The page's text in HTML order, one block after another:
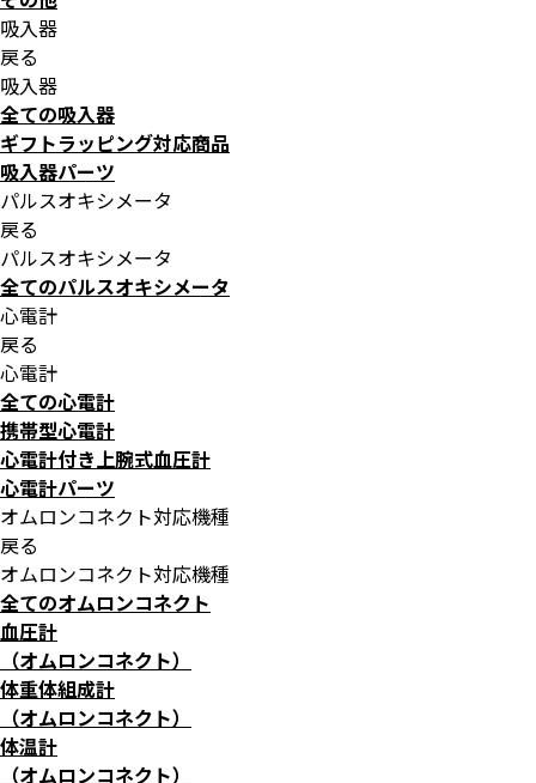
吸入器
戻る
吸入器
全ての吸入器
ギフトラッピング対応商品
吸入器パーツ
パルスオキシメータ
戻る
パルスオキシメータ
全てのパルスオキシメータ
心電計
戻る
心電計
全ての心電計
携帯型心電計
心電計付き上腕式血圧計
心電計パーツ
オムロンコネクト対応機種
戻る
オムロンコネクト対応機種
全てのオムロンコネクト
血圧計
（オムロンコネクト）
体重体組成計
（オムロンコネクト）
体温計
（オムロンコネクト）